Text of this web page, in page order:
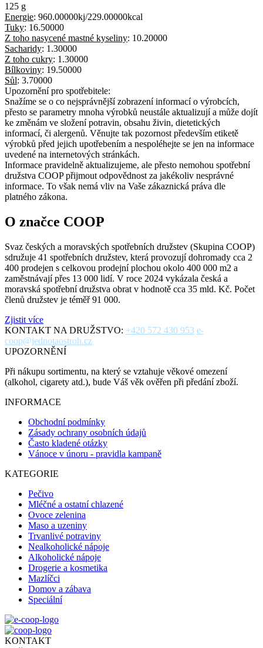
125 g
Energie: 960.00000kj/229.00000kcal
Tuky: 16.50000
Z toho nasycené mastné kyseliny: 10.20000
Sacharidy: 1.30000
Z toho cukry: 1.30000
Bílkoviny: 19.50000
Sůl: 3.70000
Upozornění pro spotřebitele:
Snažíme se o co nejsprávnější zobrazení informací o výrobcích,
přesto se parametry mnoha výrobků neustále aktualizují a může dojít
ke změnám ve složení potravin, obsahu živin, dietetických
informací, či alergenů. Věnujte tak pozornost především etiketě
výrobků před jejich upotřebením a nespoléhejte se jen na informace
uvedené na internetových stránkách.
Informace pravidelně aktualizujeme, ale přesto nemohou spotřební
družstva COOP přijmout odpovědnost za jakékoliv nesprávné
informace. To však nemá vliv na Vaše zákaznická práva dle
platného zákona.
O značce COOP
Svaz českých a moravských spotřebních družstev (Skupina COOP)
sdružuje 41 spotřebních družstev, která provozují dohromady cca 2
400 prodejen s celkovou prodejní plochou okolo 400 000 m2 a
zaměstnávají přes 13 000 lidí. V roce 2024 vykázala česká a
moravská spotřební družstva obrat v hodnotě cca 35 mld. Kč. Počet
členů družstev je téměř 91 000.
Zjistit více
KONTAKT NA DRUŽSTVO: +420 572 430 953 e-
coop@jednotaostroh.cz
UPOZORNĚNÍ
Při nákupu sortimentu, na který se vztahuje věkové omezení
(alkohol, cigarety atd.), bude Váš věk ověřen při předání zboží.
INFORMACE
Obchodní podmínky
Zásady ochrany osobních údajů
Často kladené otázky
Vánoce v únoru - pravidla kampaně
KATEGORIE
Pečivo
Mléčné a ostatní chlazené
Ovoce zelenina
Maso a uzeniny
Trvanlivé potraviny
Nealkoholické nápoje
Alkoholické nápoje
Drogerie a kosmetika
Mazlíčci
Domov a zábava
Speciální
KONTAKT